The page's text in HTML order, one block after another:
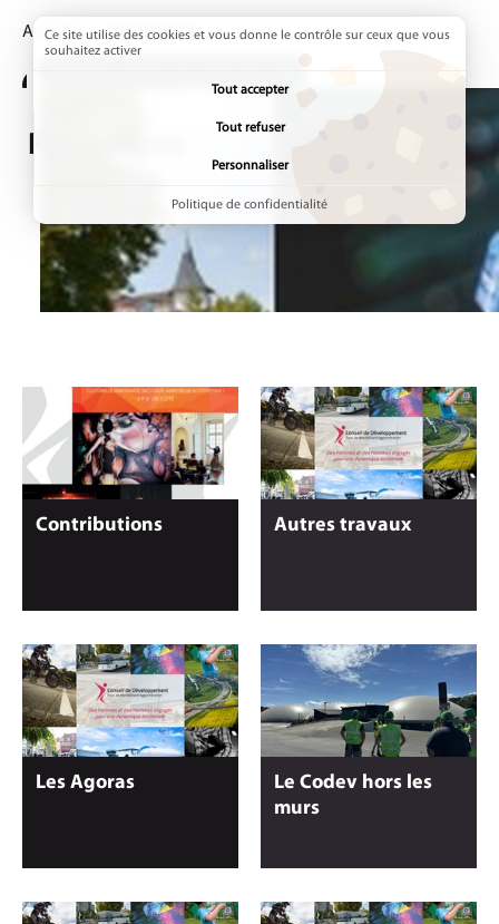
Accueil Page active :
Ressources
Ressources
Contributions Autres travaux
Les Agoras
Le Codev hors les
murs
Ce site utilise des cookies et vous donne le contrôle sur ceux que vous
souhaitez activer
Tout accepter
Tout refuser
Personnaliser
Politique de confidentialité